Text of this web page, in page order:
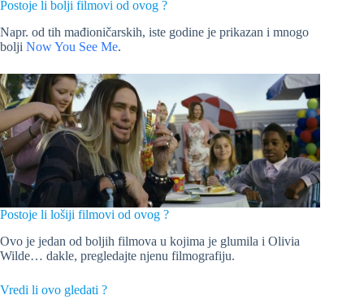
Postoje li bolji filmovi od ovog ?
Napr. od tih mađioničarskih, iste godine je prikazan i mnogo
bolji Now You See Me.
Postoje li lošiji filmovi od ovog ?
Ovo je jedan od boljih filmova u kojima je glumila i Olivia
Wilde… dakle, pregledajte njenu filmografiju.
Vredi li ovo gledati ?